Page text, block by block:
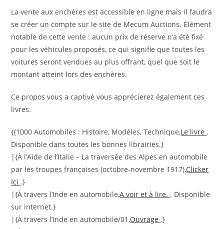
La vente aux enchères est accessible en ligne mais il faudra
se créer un compte sur le site de Mecum Auctions. Élément
notable de cette vente : aucun prix de réserve n’a été fixé
pour les véhicules proposés, ce qui signifie que toutes les
voitures seront vendues au plus offrant, quel que soit le
montant atteint lors des enchères.
Ce propos vous a captivé vous apprécierez également ces
livres:
{{1000 Automobiles : Histoire, Modèles, Technique,Le livre .
Disponible dans toutes les bonnes librairies.}
|{À l’Aide de l’Italie – La traversée des Alpes en automobile
par les troupes françaises (octobre-novembre 1917),Clicker
Ici .}
|{À travers l’Inde en automobile,A voir et à lire. . Disponible
sur internet.}
|{À travers l’Inde en automobile/01,Ouvrage .}